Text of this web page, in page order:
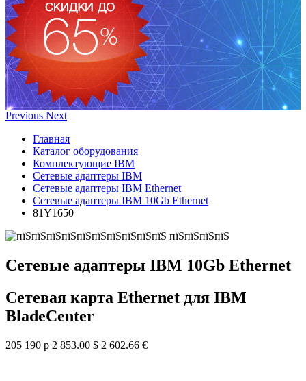
Previous Next
Главная
Каталог оборудования
Комплектующие IBM
Сетевые адаптеры IBM
Сетевые адаптеры IBM Ethernet
Сетевые адаптеры IBM 10Gb Ethernet
81Y1650
Сетевые адаптеры IBM 10Gb Ethernet
Сетевая карта Ethernet для IBM
BladeCenter
205 190 р 2 853.00 $ 2 602.66 €